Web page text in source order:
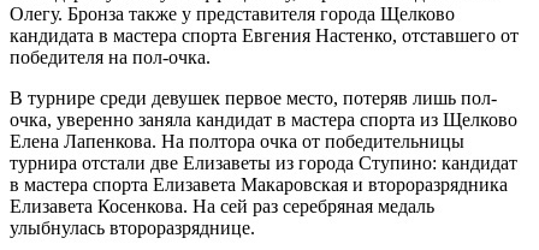
Олегу. Бронза также у представителя города Щелково
кандидата в мастера спорта Евгения Настенко, отставшего от
победителя на пол-очка.
В турнире среди девушек первое место, потеряв лишь пол-
очка, уверенно заняла кандидат в мастера спорта из Щелково
Елена Лапенкова. На полтора очка от победительницы
турнира отстали две Елизаветы из города Ступино: кандидат
в мастера спорта Елизавета Макаровская и второразрядника
Елизавета Косенкова. На сей раз серебряная медаль
улыбнулась второразряднице.